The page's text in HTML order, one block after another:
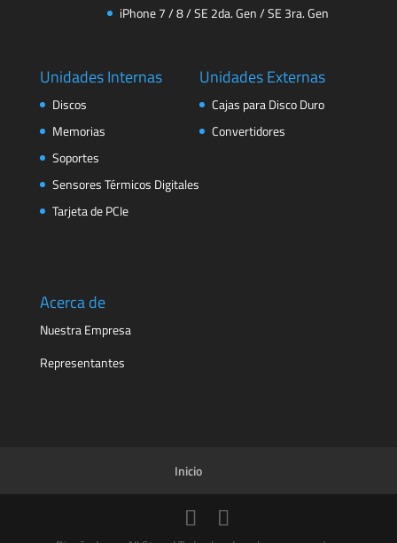
iPhone 7 / 8 / SE 2da. Gen / SE 3ra. Gen
Unidades Internas
Discos
Memorias
Soportes
Sensores Térmicos Digitales
Tarjeta de PCIe
Unidades Externas
Cajas para Disco Duro
Convertidores
Acerca de
Nuestra Empresa
Representantes
Inicio